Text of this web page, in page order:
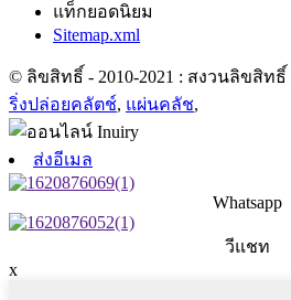
แท็กยอดนิยม
Sitemap.xml
© ลิขสิทธิ์ - 2010-2021 : สงวนลิขสิทธิ์
ริ่งปล่อยคลัตช์, แผ่นคลัช,
ส่งอีเมล
Whatsapp
วีแชท
x